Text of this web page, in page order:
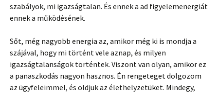
szabályok, mi igazságtalan. És ennek a ad figyelemenergiát
ennek a működésének.
Sőt, még nagyobb energia az, amikor még ki is mondja a
szájával, hogy mi történt vele aznap, és milyen
igazságtalanságok történtek. Viszont van olyan, amikor ez
a panaszkodás nagyon hasznos. Én rengeteget dolgozom
az ügyfeleimmel, és oldjuk az élethelyzetüket. Mindegy,